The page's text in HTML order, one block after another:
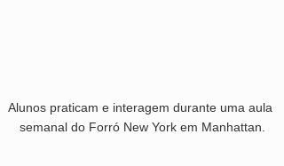
Alunos praticam e interagem durante uma aula
semanal do Forró New York em Manhattan.